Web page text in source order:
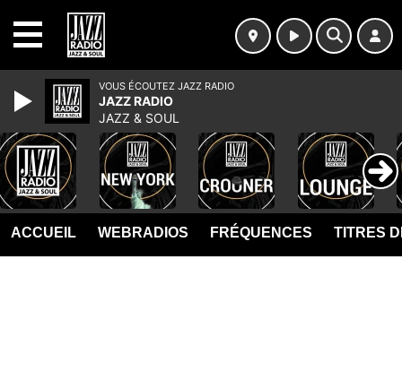
ACCUEIL WEBRADIOS FRÉQUENCES TITRES
VOUS ÉCOUTEZ JAZZ RADIO
JAZZ RADIO
JAZZ & SOUL